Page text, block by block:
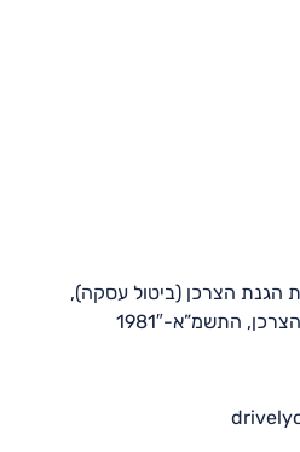
הגנת הצרכן (ביטול עסקה),